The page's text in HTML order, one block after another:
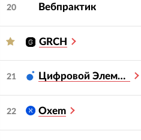
20 Вебпрактик
GRCH
21 Цифровой Элемент
22 Oxem